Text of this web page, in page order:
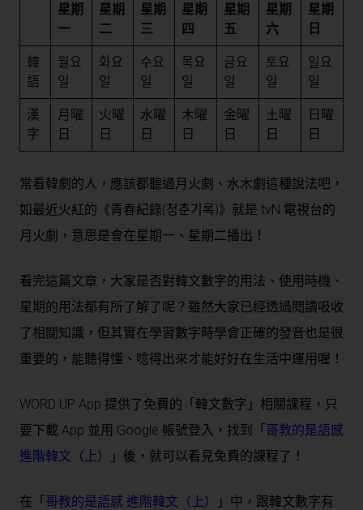
星期
一
星期
二
星期
三
星期
四
星期
五
星期
六
星期
日
韓
語
월요
일
화요
일
수요
일
목요
일
금요
일
토요
일
일요
일
漢
字
月曜
日
火曜
日
水曜
日
木曜
日
金曜
日
土曜
日
日曜
日
常看韓劇的人，應該都聽過月火劇、水木劇這種說法吧，
如最近火紅的《青春紀錄(청춘기록)》就是 tvN 電視台的
月火劇，意思是會在星期一、星期二播出！
看完這篇文章，大家是否對韓文數字的用法、使用時機、
星期的用法都有所了解了呢？雖然大家已經透過閱讀吸收
了相關知識，但其實在學習數字時學會正確的發音也是很
重要的，能聽得懂、唸得出來才能好好在生活中運用喔！
WORD UP App 提供了免費的「韓文數字」相關課程，只
要下載 App 並用 Google 帳號登入，找到「 哥教的是語感
進階韓文（上）
」後，就可以看見免費的課程了！
在「 哥教的是語感 進階韓文（上）
」中，跟韓文數字有